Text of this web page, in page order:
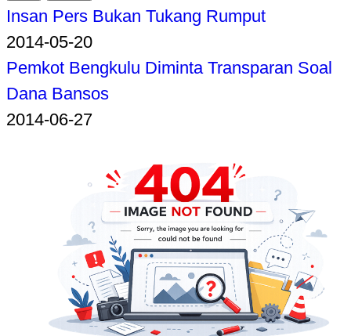
Insan Pers Bukan Tukang Rumput
2014-05-20
Pemkot Bengkulu Diminta Transparan Soal
Dana Bansos
2014-06-27